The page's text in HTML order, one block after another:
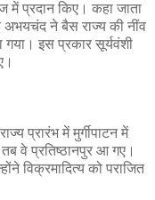
में प्रदान किए। कहा जाता
अभयचंद ने बैस राज्य की नींव
इस प्रकार सूर्यवंशी
प्रारंभ में मुर्गीपाटन में
वे प्रतिष्ठानपुर आ गए।
विक्रमादित्य को पराजित